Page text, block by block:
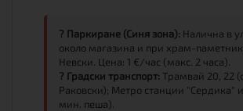
? Паркиране (Синя зона): Налична в
около магазина и при храм-паметник
Невски. Цена: 1 €/час (макс. 2 часа).
? Градски транспорт: Трамвай 20, 22
Раковски); Метро станции "Сердика"
мин. пеша).